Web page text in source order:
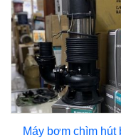
Máy bơm chìm hút